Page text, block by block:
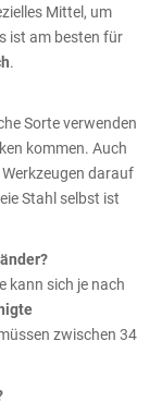
Mittel, um
ist am besten für
.
Sorte verwenden
kommen. Auch
darauf
Stahl selbst ist
kann sich je nach
zwischen 34